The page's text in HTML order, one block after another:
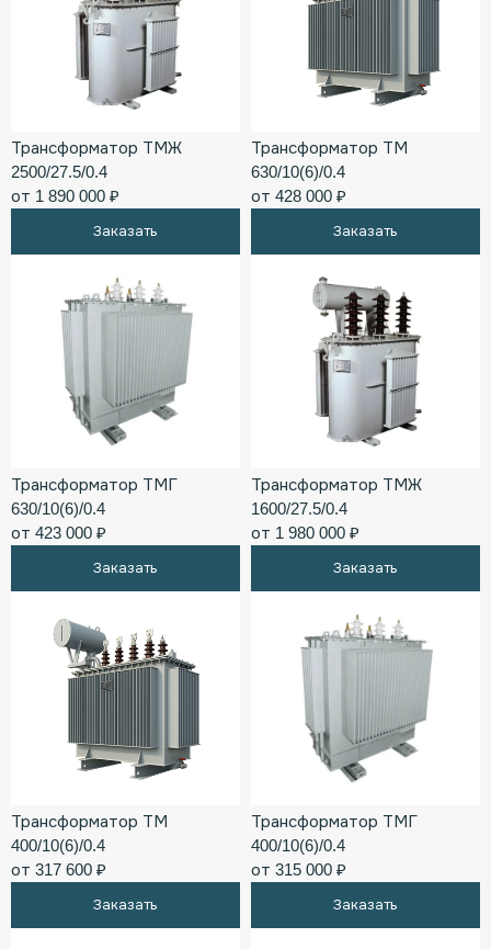
Трансформатор ТМЖ
2500/27.5/0.4
от 1 890 000 ₽
Заказать
Трансформатор ТМ
630/10(6)/0.4
от 428 000 ₽
Заказать
Трансформатор ТМГ
630/10(6)/0.4
от 423 000 ₽
Заказать
Трансформатор ТМЖ
1600/27.5/0.4
от 1 980 000 ₽
Заказать
Трансформатор ТМ
400/10(6)/0.4
от 317 600 ₽
Заказать
Трансформатор ТМГ
400/10(6)/0.4
от 315 000 ₽
Заказать